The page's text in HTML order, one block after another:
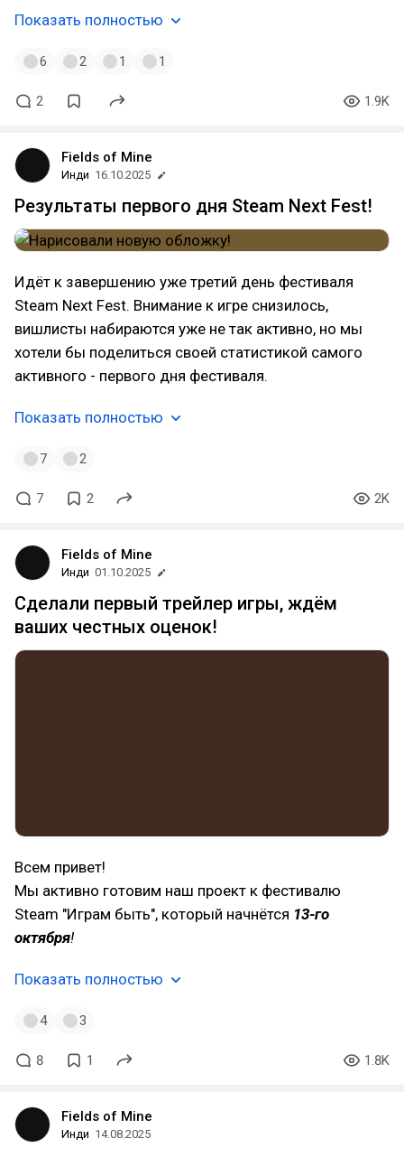
Показать полностью
6 2 1 1
2 1.9K
Fields of Mine
Инди 16.10.2025
Результаты первого дня Steam Next Fest!
Идёт к завершению уже третий день фестиваля
Steam Next Fest. Внимание к игре снизилось,
вишлисты набираются уже не так активно, но мы
хотели бы поделиться своей статистикой самого
активного - первого дня фестиваля.
Показать полностью
7 2
7 2 2K
Fields of Mine
Инди 01.10.2025
Сделали первый трейлер игры, ждём
ваших честных оценок!
Всем привет!
Мы активно готовим наш проект к фестивалю
Steam "Играм быть", который начнётся 13-го
октября!
Показать полностью
4 3
8 1 1.8K
Fields of Mine
Инди 14.08.2025